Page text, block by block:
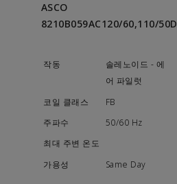
ASCO
8210B059AC120/60,110/50D
솔레노이드 - 에
어 파일럿
FB
50/60 Hz
Same Day